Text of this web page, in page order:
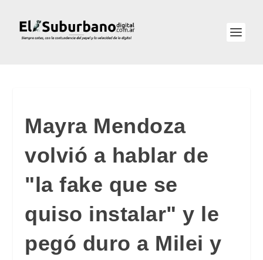
Mayra Mendoza
volvió a hablar de
"la fake que se
quiso instalar" y le
pegó duro a Milei y